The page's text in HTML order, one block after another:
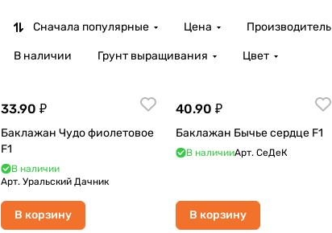
Сначала популярные Цена Производитель
В наличии Грунт выращивания Цвет
33.90 ₽
Баклажан Чудо фиолетовое
F1
В наличии
Арт. Уральский Дачник
В корзину
40.90 ₽
Баклажан Бычье сердце F1
В наличииАрт. СеДеК
В корзину